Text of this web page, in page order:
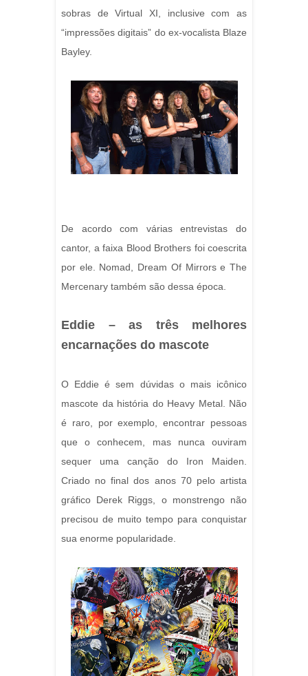
sobras de Virtual XI, inclusive com as
“impressões digitais” do ex-vocalista Blaze
Bayley.
De acordo com várias entrevistas do
cantor, a faixa Blood Brothers foi coescrita
por ele. Nomad, Dream Of Mirrors e The
Mercenary também são dessa época.
Eddie – as três melhores
encarnações do mascote
O Eddie é sem dúvidas o mais icônico
mascote da história do Heavy Metal. Não
é raro, por exemplo, encontrar pessoas
que o conhecem, mas nunca ouviram
sequer uma canção do Iron Maiden.
Criado no final dos anos 70 pelo artista
gráfico Derek Riggs, o monstrengo não
precisou de muito tempo para conquistar
sua enorme popularidade.